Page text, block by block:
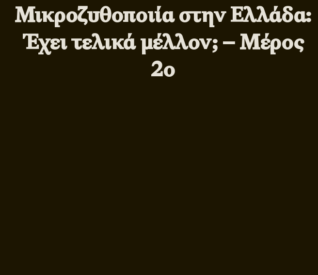
Μικροζυθοποιία στην Ελλάδα:
Έχει τελικά μέλλον; – Μέρος
2ο